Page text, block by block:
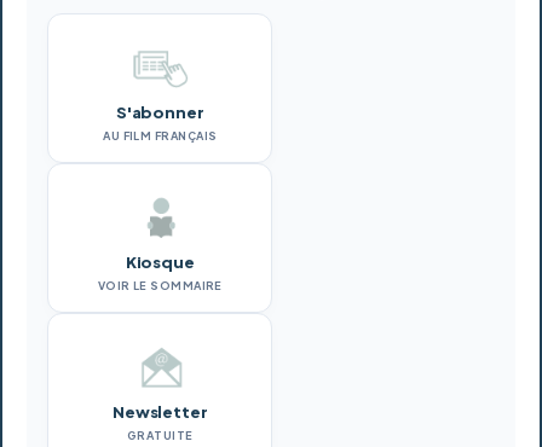
S'abonner
AU FILM FRANÇAIS
Kiosque
VOIR LE SOMMAIRE
Newsletter
GRATUITE